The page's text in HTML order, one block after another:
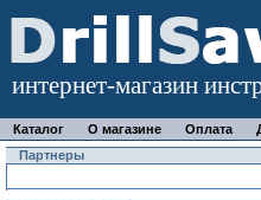
интернет-магазин
Каталог О магазине Оплата
Партнеры